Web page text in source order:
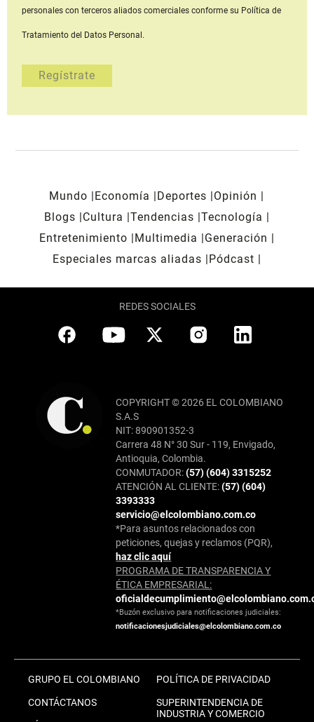
personales con terceros aliados comerciales conforme su Política de
Tratamiento del Datos Personal.
Mundo Economía Deportes
Opinión
Blogs
Cultura Tendencias Tecnología
Entretenimiento
Multimedia
Generación
Especiales marcas aliadas
Pódcast
REDES SOCIALES
COPYRIGHT © 2026 EL COLOMBIANO
S.A.S
NIT: 890901352-3
Carrera 48 N° 30 Sur - 119, Envigado,
Antioquia, Colombia.
CONMUTADOR:(57) (604) 3315252
ATENCIÓN AL CLIENTE:(57) (604)
3393333
servicio@elcolombiano.com.co
*Para asuntos relacionados con
peticiones, quejas y reclamos (PQR),
haz clic aquí
PROGRAMA DE TRANSPARENCIA Y
ÉTICA EMPRESARIAL:
*Buzón exclusivo para notificaciones judiciales:
notificacionesjudiciales@elcolombiano.com.co
GRUPO EL COLOMBIANO
CONTÁCTANOS
POLÍTICA DE PRIVACIDAD
SUPERINTENDENCIA DE
INDUSTRIA Y COMERCIO